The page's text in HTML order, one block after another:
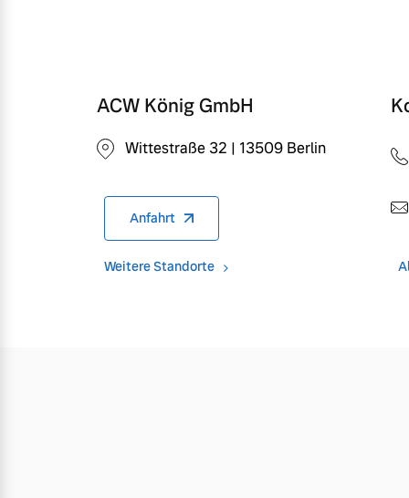
ACW König GmbH
Wittestraße 32 | 13509 Berlin
Anfahrt
Weitere Standorte